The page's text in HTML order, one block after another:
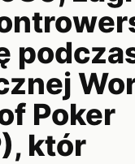
Poker
któr